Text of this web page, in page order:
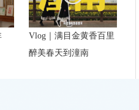
Vlog｜满目金黄香百里
醉美春天到潼南